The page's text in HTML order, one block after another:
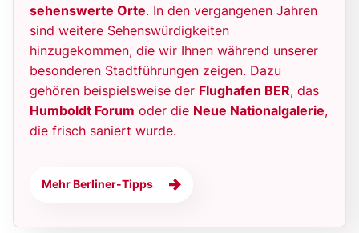
sehenswerte Orte. In den vergangenen Jahren
sind weitere Sehenswürdigkeiten
hinzugekommen, die wir Ihnen während unserer
besonderen Stadtführungen zeigen. Dazu
gehören beispielsweise der Flughafen BER, das
Humboldt Forum oder die Neue Nationalgalerie,
die frisch saniert wurde.
Mehr Berliner-Tipps